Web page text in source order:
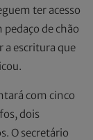
ter acesso
de chão
a escritura que
com cinco
dois
O secretário